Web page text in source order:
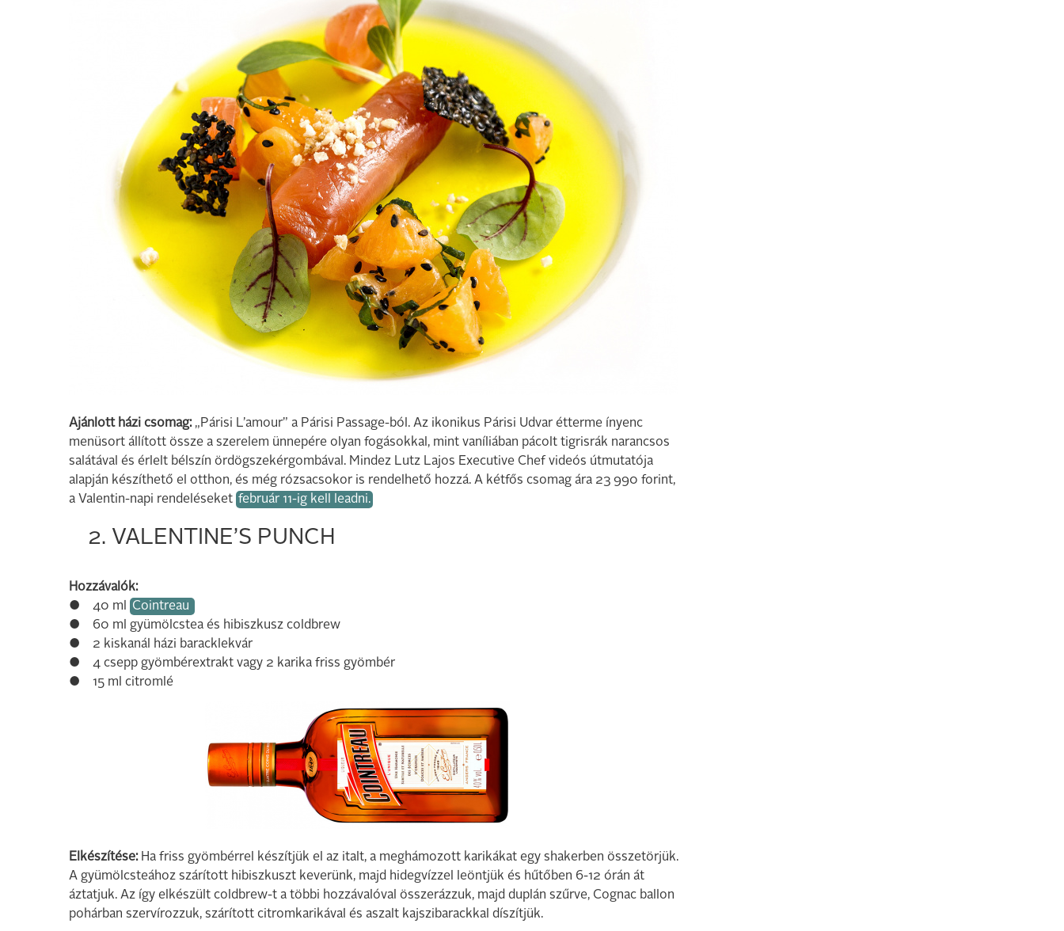
Ajánlott házi csomag:„Párisi L’amour” a Párisi Passage-ból. Az ikonikus Párisi Udvar étterme ínyenc
menüsort állított össze a szerelem ünnepére olyan fogásokkal, mint vaníliában pácolt tigrisrák narancsos
salátával és érlelt bélszín ördögszekérgombával. Mindez Lutz Lajos Executive Chef videós útmutatója
alapján készíthető el otthon, és még rózsacsokor is rendelhető hozzá. A kétfős csomag ára 23 990 forint,
a Valentin-napi rendeléseket február 11-ig kell leadni.
2. VALENTINE’S PUNCH
Hozzávalók:
● 40 ml
Cointreau
● 60 ml gyümölcstea és hibiszkusz coldbrew
● 2 kiskanál házi baracklekvár
● 4 csepp gyömbérextrakt vagy 2 karika friss gyömbér
● 15 ml citromlé
Elkészítése: Ha friss gyömbérrel készítjük el az italt, a meghámozott karikákat egy shakerben összetörjük.
A gyümölcsteához szárított hibiszkuszt keverünk, majd hidegvízzel leöntjük és hűtőben 6-12 órán át
áztatjuk. Az így elkészült coldbrew-t a többi hozzávalóval összerázzuk, majd duplán szűrve, Cognac ballon
pohárban szervírozzuk, szárított citromkarikával és aszalt kajszibarackkal díszítjük.